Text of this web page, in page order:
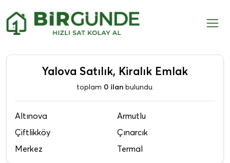
Yalova Satılık, Kiralık Emlak
toplam 0 ilanbulundu.
Altınova
Armutlu
Çiftlikköy
Çınarcık
Merkez
Termal